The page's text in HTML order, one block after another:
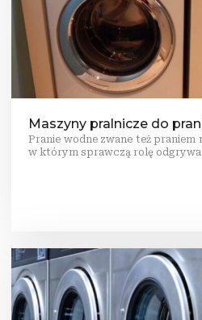
Maszyny pralnicze do
Pranie wodne zwane też
w którym sprawczą rolę odgrywa